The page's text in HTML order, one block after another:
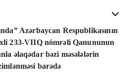
Azərbaycan Respublikasının
233-VIIQ nömrəli Qanununun
əlaqədar bəzi məsələlərin
barədə